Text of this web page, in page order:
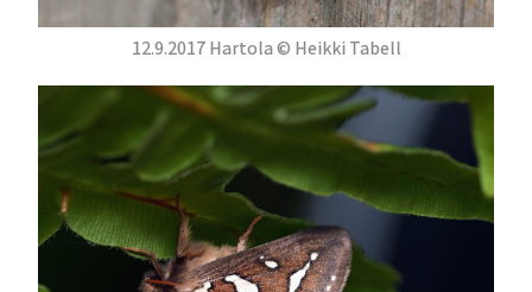
12.9.2017 Hartola © Heikki Tabell